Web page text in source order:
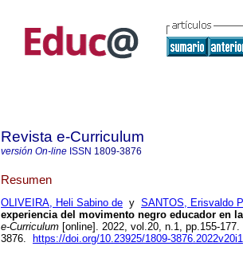
Revista e-Curriculum
versión On-line ISSN 1809-3876
Resumen
OLIVEIRA, Heli Sabino de y SANTOS, Erisvaldo
experiencia del movimento negro educador en
e-Curriculum [online]. 2022, vol.20, n.1, pp.155-
3876.
https://doi.org/10.23925/1809-